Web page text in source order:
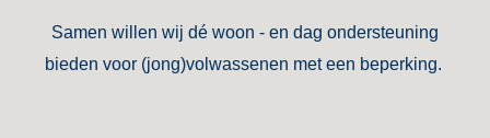
Samen willen wij dé woon - en dag ondersteuning
bieden voor (jong)volwassenen met een beperking.